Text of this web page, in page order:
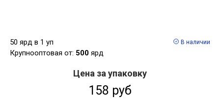
50 ярд в 1 уп
Крупнооптовая от: 500 ярд
В наличии
Цена за упаковку
158 руб